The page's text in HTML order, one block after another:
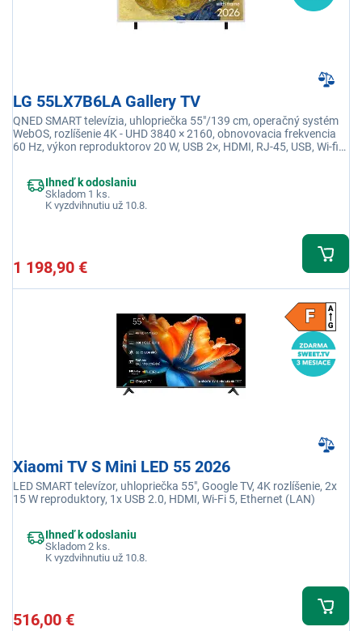
LG 55LX7B6LA Gallery TV
QNED SMART televízia, uhlopriečka 55"/139 cm, operačný systém
WebOS, rozlíšenie 4K - UHD 3840 × 2160, obnovovacia frekvencia
60 Hz, výkon reproduktorov 20 W, USB 2×, HDMI, RJ-45, USB, Wi-fi
Ihneď k odoslaniu
Skladom 1 ks.
K vyzdvihnutiu už 10.8.
1 198,90 €
Xiaomi TV S Mini LED 55 2026
LED SMART televízor, uhlopriečka 55", Google TV, 4K rozlíšenie, 2x
15 W reproduktory, 1x USB 2.0, HDMI, Wi-Fi 5, Ethernet (LAN)
Ihneď k odoslaniu
Skladom 2 ks.
K vyzdvihnutiu už 10.8.
516,00 €